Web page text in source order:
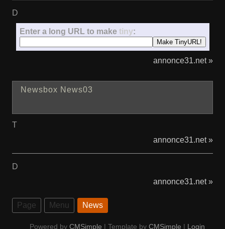
D
Enter a long URL to make tiny:
annonce31.net »
Newsbox News03
T
annonce31.net »
D
annonce31.net »
Page Menu News
Powered by CMSimple | Template by CMSimple | Login